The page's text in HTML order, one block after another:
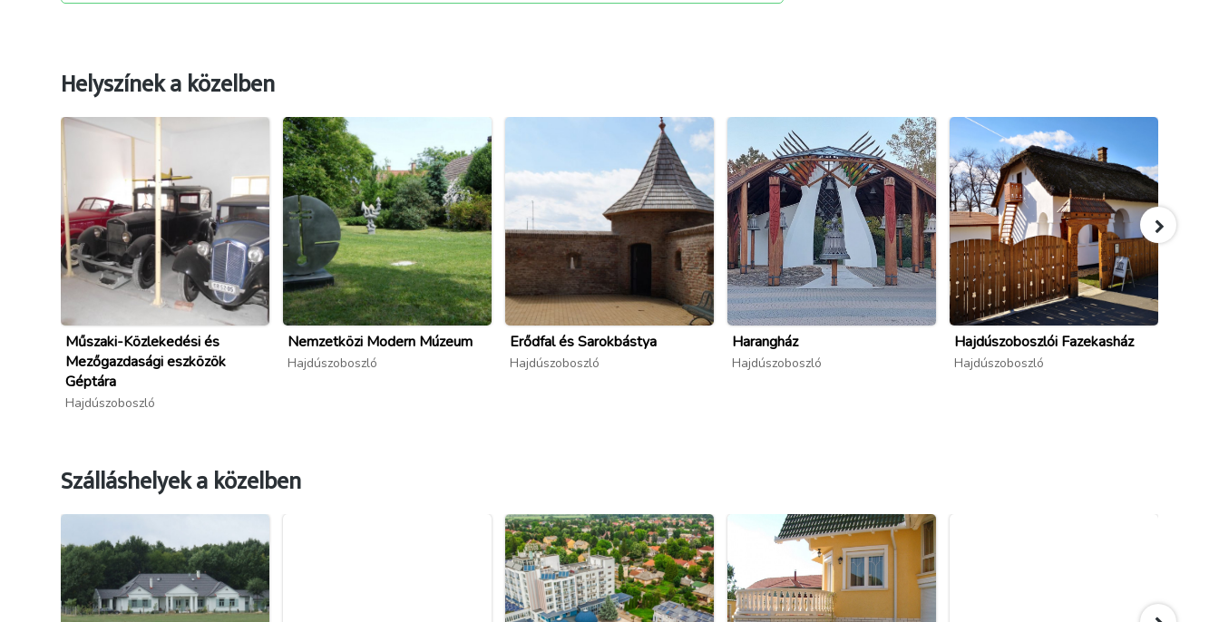
Helyszínek a közelben
Műszaki-Közlekedési és
Mezőgazdasági eszközök
Géptára
Hajdúszoboszló
Nemzetközi Modern Múzeum
Hajdúszoboszló
Erődfal és Sarokbástya
Hajdúszoboszló
Harangház
Hajdúszoboszló
Hajdúszoboszlói Fazekasház
Hajdúszoboszló
Szálláshelyek a közelben